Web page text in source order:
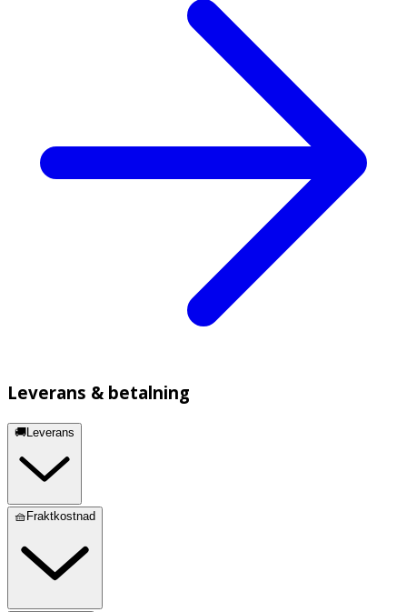
Leverans & betalning
🚚Leverans
🧺Fraktkostnad